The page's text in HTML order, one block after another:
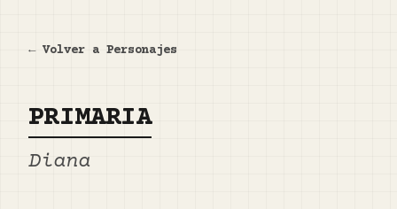
← Volver a Personajes
PRIMARIA
Diana